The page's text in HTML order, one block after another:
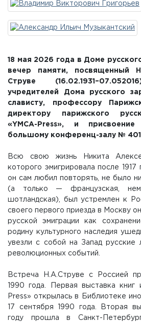
18 мая 2026 года в Доме
вечер памяти, посвященный
Струве
учредителей Дома русского
слависту, профессору
директору парижского
«YMCA-Press», и
большому конференц-залу №
Всю свою жизнь Никита
которого эмигрировала после 1917
он сам любил повторять, не было
(а только — французская,
шотландская), был устремлен к
своего первого приезда в Москву
русской эмиграции как
родину культурного наследия
увезли с собой на Запад русские
революционных событий.
Встреча Н.А.Струве с Россией
1990 года. Первая выставка книг
Press» открылась в Библиотеке
17 сентября 1990 года. Вторая
году прошла в Санкт-